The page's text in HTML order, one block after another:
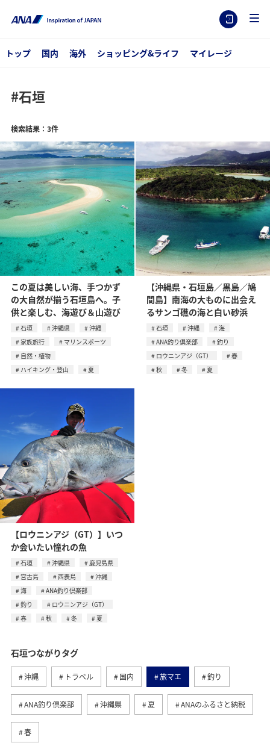
トップ 国内 海外 ショッピング&ライフ マイレージ
#石垣
検索結果：3件
この夏は美しい海、手つかず
の大自然が揃う石垣島へ。子
供と楽しむ、海遊び＆山遊び
石垣 沖縄県
沖縄
家族旅行
マリンスポーツ
自然・植物
ハイキング・登山
夏
【沖縄県・石垣島／黒島／鳩
間島】南海の大ものに出会え
るサンゴ礁の海と白い砂浜
石垣 沖縄
海
ANA釣り倶楽部
釣り
ロウニンアジ（GT）
春
秋
冬 夏
【ロウニンアジ（GT）】いつ
か会いたい憧れの魚
石垣 沖縄県
鹿児島県
宮古島
西表島
沖縄
海
ANA釣り倶楽部
釣り
ロウニンアジ（GT）
春
秋 冬 夏
石垣つながりタグ
沖縄 トラベル 国内 旅マエ 釣り
ANA釣り倶楽部 沖縄県 夏 ANAのふるさと納税
春